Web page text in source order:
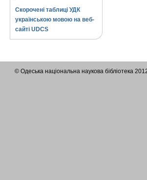
Скорочені таблиці УДК
українською мовою на веб-
сайті UDCS
© Одеська національна наукова бібліотека